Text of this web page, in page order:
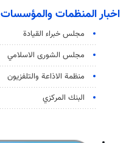
اخبار المنظمات والمؤسسات
مجلس خبراء القيادة
مجلس الشورى الاسلامي
منظمة الاذاعة والتلفزیون
البنك المركزي